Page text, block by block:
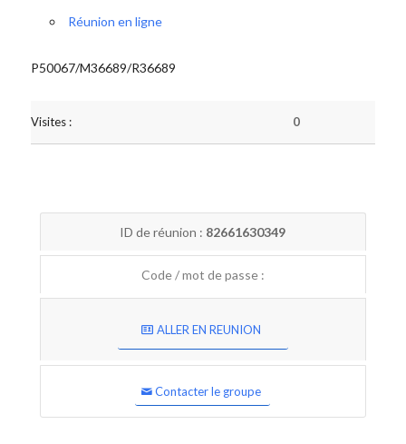
Réunion en ligne
P50067/M36689/R36689
Visites : 0
ID de réunion : 82661630349
Code / mot de passe :
ALLER EN REUNION
Contacter le groupe